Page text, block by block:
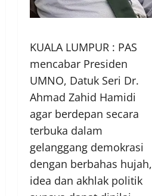
KUALA LUMPUR : PAS
mencabar Presiden
UMNO, Datuk Seri Dr.
Ahmad Zahid Hamidi
agar berdepan secara
terbuka dalam
gelanggang demokrasi
dengan berbahas hujah,
idea dan akhlak politik